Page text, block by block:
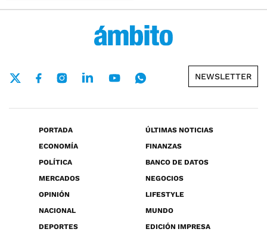
NEWSLETTER
PORTADA
ÚLTIMAS NOTICIAS
ECONOMÍA
FINANZAS
POLÍTICA
BANCO DE DATOS
MERCADOS
NEGOCIOS
OPINIÓN
LIFESTYLE
NACIONAL
MUNDO
DEPORTES
EDICIÓN IMPRESA